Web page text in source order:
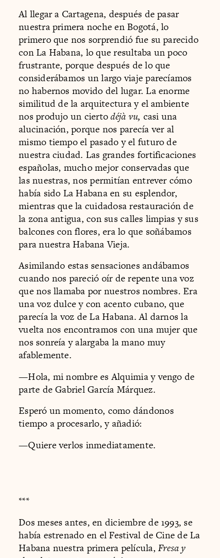
Al llegar a Cartagena, después de pasar
nuestra primera noche en Bogotá, lo
primero que nos sorprendió fue su parecido
con La Habana, lo que resultaba un poco
frustrante, porque después de lo que
considerábamos un largo viaje parecíamos
no habernos movido del lugar. La enorme
similitud de la arquitectura y el ambiente
nos produjo un ciertodéjà vu, casi una
alucinación, porque nos parecía ver al
mismo tiempo el pasado y el futuro de
nuestra ciudad. Las grandes fortificaciones
españolas, mucho mejor conservadas que
las nuestras, nos permitían entrever cómo
había sido La Habana en su esplendor,
mientras que la cuidadosa restauración de
la zona antigua, con sus calles limpias y sus
balcones con flores, era lo que soñábamos
para nuestra Habana Vieja.
Asimilando estas sensaciones andábamos
cuando nos pareció oír de repente una voz
que nos llamaba por nuestros nombres. Era
una voz dulce y con acento cubano, que
parecía la voz de La Habana. Al darnos la
vuelta nos encontramos con una mujer que
nos sonreía y alargaba la mano muy
afablemente.
—Hola, mi nombre es Alquimia y vengo de
parte de Gabriel García Márquez.
Esperó un momento, como dándonos
tiempo a procesarlo, y añadió:
—Quiere verlos inmediatamente.
***
Dos meses antes, en diciembre de 1993, se
había estrenado en el Festival de Cine de La
Habana nuestra primera película,Fresa y